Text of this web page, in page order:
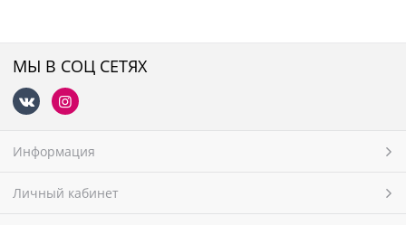
МЫ В СОЦ СЕТЯХ
Информация
Личный кабинет